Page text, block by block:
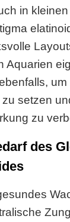
in
Aquarien
setzen
zu
des